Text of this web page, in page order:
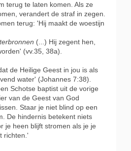
terug te laten komen. Als ze
verandert de straf in zegen.
terug: 'Hij maakt de woestijn
(...) Hij zegent hen,
(vv.35, 38a).
de Heilige Geest in jou is als
water' (Johannes 7:38).
Schotse baptist uit de vorige
van de Geest van God
Staar je niet blind op een
De hindernis betekent niets
je heen blijft stromen als je je
richten.'